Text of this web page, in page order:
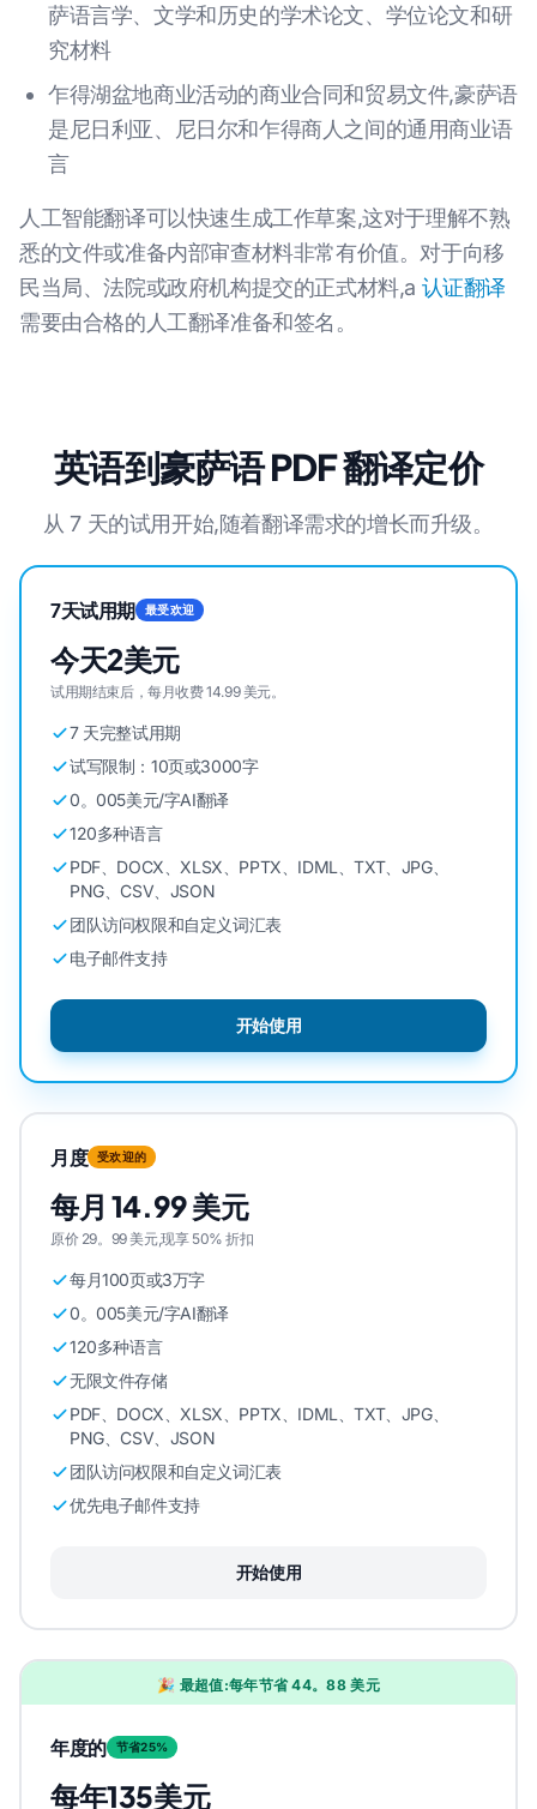
萨语言学、文学和历史的学术论文、学位论文和研
究材料
乍得湖盆地商业活动的商业合同和贸易文件,豪萨语
是尼日利亚、尼日尔和乍得商人之间的通用商业语
言
人工智能翻译可以快速生成工作草案,这对于理解不熟
悉的文件或准备内部审查材料非常有价值。对于向移
民当局、法院或政府机构提交的正式材料,a 认证翻译
需要由合格的人工翻译准备和签名。
英语到豪萨语 PDF 翻译定价
从 7 天的试用开始,随着翻译需求的增长而升级。
7天试用期 最受欢迎
今天2美元
试用期结束后，每月收费 14.99 美元。
7 天完整试用期
试写限制：10页或3000字
0。005美元/字AI翻译
120多种语言
PDF、DOCX、XLSX、PPTX、IDML、TXT、JPG、
PNG、CSV、JSON
团队访问权限和自定义词汇表
电子邮件支持
开始使用
月度 受欢迎的
每月 14.99 美元
原价 29。99 美元,现享 50% 折扣
每月100页或3万字
0。005美元/字AI翻译
120多种语言
无限文件存储
PDF、DOCX、XLSX、PPTX、IDML、TXT、JPG、
PNG、CSV、JSON
团队访问权限和自定义词汇表
优先电子邮件支持
开始使用
🎉 最超值:每年节省 44。88 美元
年度的 节省25%
每年135美元